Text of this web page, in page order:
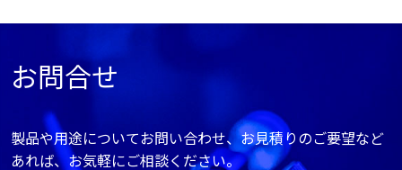
お問合せ
製品や用途についてお問い合わせ、お見積りのご要望など
あれば、お気軽にご相談ください。